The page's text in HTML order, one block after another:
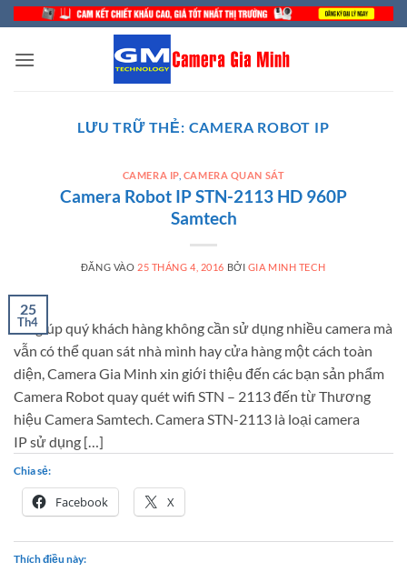
Bỏ
qua
nội
LƯU TRỮ THẺ: CAMERA ROBOT IP
CAMERA IP, CAMERA QUAN SÁT
Camera Robot IP STN-2113 HD 960P
Samtech
ĐĂNG VÀO 25 THÁNG 4, 2016 BỞI GIA MINH TECH
25
Th4
Để giúp quý khách hàng không cần sử dụng nhiều camera mà
vẫn có thể quan sát nhà mình hay cửa hàng một cách toàn
diện, Camera Gia Minh xin giới thiệu đến các bạn sản phẩm
Camera Robot quay quét wifi STN – 2113 đến từ Thương
hiệu Camera Samtech. Camera STN-2113 là loại camera
IP sử dụng […]
Chia sẻ:
Facebook X
Thích điều này: